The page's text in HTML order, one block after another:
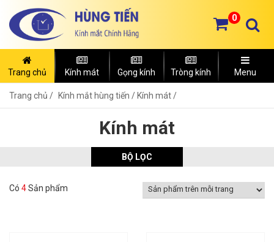
0
Trang chủ Kính mát Gọng kính Tròng kính Menu
Trang chủ Kính mắt hùng tiến / Kính mát /
Kính mát
BỘ LỌC
Có 4Sản phẩm